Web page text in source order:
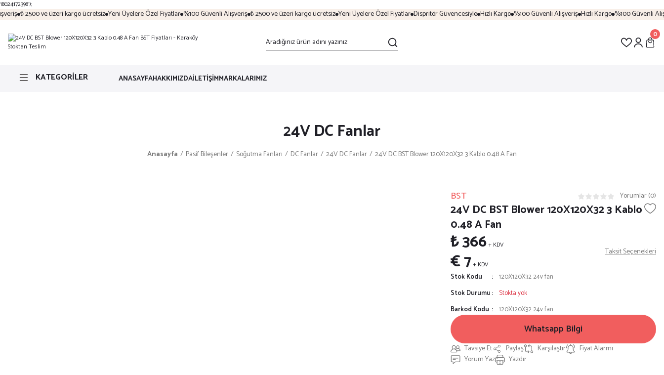
18024172398');
₺ 2500 ve üzeri kargo ücretsiz Yeni Üyelere Özel Fiyatlar %100 Güvenli Alışveriş ₺ 2500 ve üzeri kargo ücretsiz Yeni Üyelere Özel Fiyatlar Dispritör Güvencesiyle Hızlı Kargo %100 Güvenli Alışveriş Hızlı Kargo %100 Güvenli
0
KATEGORİLER ANASAYFAHAKKIMIZDAİLETİŞİMMARKALARIMIZ
24V DC Fanlar
Anasayfa Pasif Bileşenler Soğutma Fanları DC Fanlar 24V DC Fanlar 24V DC BST Blower 120X120X32 3 Kablo 0.48 A Fan
BST Yorumlar (0)
24V DC BST Blower 120X120X32 3 Kablo
0.48 A Fan
₺ 366+ KDV
€ 7+ KDV
Taksit Seçenekleri
Stok Kodu
120X120X32 24v fan
Stok Durumu
Stokta yok
Barkod Kodu
120X120X32 24v fan
Whatsapp Bilgi
Tavsiye Et Paylaş Karşılaştır
Fiyat Alarmı
Yorum Yaz
Yazdır